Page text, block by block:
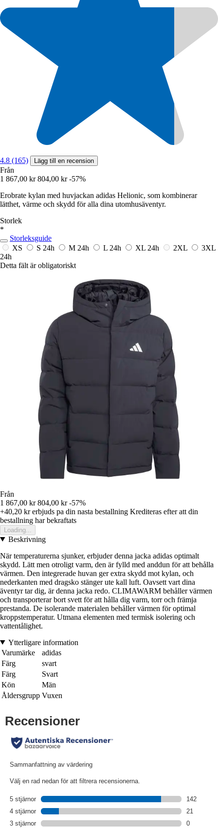
4.8 (165) Lägg till en recension
Från
1 867,00 kr 804,00 kr -57%
Erobrate kylan med huvjackan adidas Helionic, som kombinerar
lätthet, värme och skydd för alla dina utomhusäventyr.
Storlek
*
Storleksguide
XS
S 24h M 24h L 24h XL 24h 2XL
3XL
24h
Detta fält är obligatoriskt
Från
1 867,00 kr 804,00 kr -57%
+40,20 krerbjuds pa din nasta bestallning Krediteras efter att din
bestallning har bekraftats
Loading...
Beskrivning
När temperaturerna sjunker, erbjuder denna jacka adidas optimalt
skydd. Lätt men otroligt varm, den är fylld med anddun för att behålla
värmen. Den integrerade huvan ger extra skydd mot kylan, och
nederkanten med dragsko stänger ute kall luft. Oavsett vart dina
äventyr tar dig, är denna jacka redo. CLIMAWARM behåller värmen
och transporterar bort svett för att hålla dig varm, torr och främja
prestanda. De isolerande materialen behåller värmen för optimal
kroppstemperatur. Utmana elementen med termisk isolering och
vattentålighet.
Ytterligare information
Varumärke
adidas
Färg
svart
Färg
Svart
Kön
Män
Åldersgrupp Vuxen